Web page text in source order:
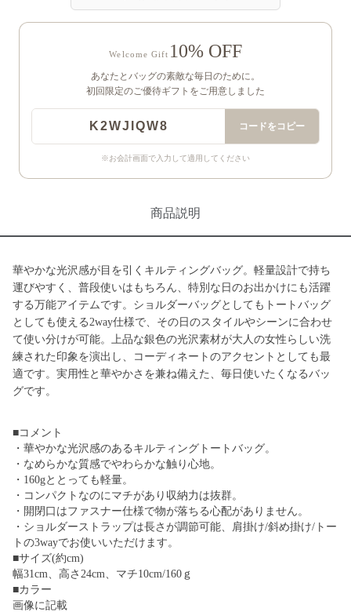
Welcome Gift 10% OFF
あなたとバッグの素敵な毎日のために。
初回限定のご優待ギフトをご用意しました
K2WJIQW8 コードをコピー
※お会計画面で入力して適用してください
商品説明
華やかな光沢感が目を引くキルティングバッグ。軽量設計で持ち
運びやすく、普段使いはもちろん、特別な日のお出かけにも活躍
する万能アイテムです。ショルダーバッグとしてもトートバッグ
としても使える2way仕様で、その日のスタイルやシーンに合わせ
て使い分けが可能。上品な銀色の光沢素材が大人の女性らしい洗
練された印象を演出し、コーディネートのアクセントとしても最
適です。実用性と華やかさを兼ね備えた、毎日使いたくなるバッ
グです。
■コメント
・華やかな光沢感のあるキルティングトートバッグ。
・なめらかな質感でやわらかな触り心地。
・160gととっても軽量。
・コンパクトなのにマチがあり収納力は抜群。
・開閉口はファスナー仕様で物が落ちる心配がありません。
・ショルダーストラップは長さが調節可能、肩掛け/斜め掛け/トー
トの3wayでお使いいただけます。
■サイズ(約cm)
幅31cm、高さ24cm、マチ10cm/160ｇ
■カラー
画像に記載